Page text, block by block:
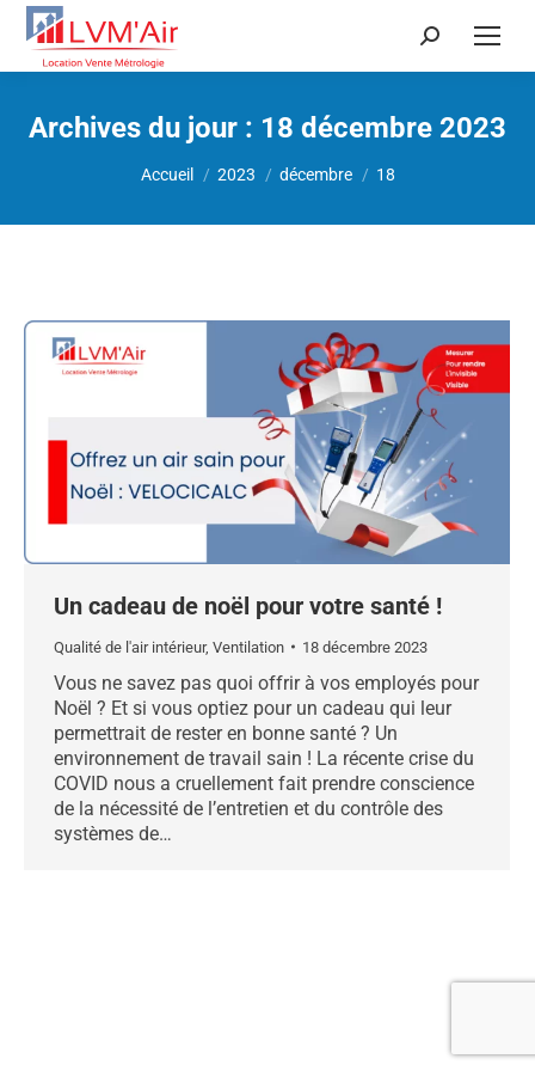
Recherche
Archives du jour : 18 décembre 2023
Accueil 2023 décembre 18
Un cadeau de noël pour votre santé !
Qualité de l'air intérieur, Ventilation 18 décembre 2023
Vous ne savez pas quoi offrir à vos employés pour
Noël ? Et si vous optiez pour un cadeau qui leur
permettrait de rester en bonne santé ? Un
environnement de travail sain ! La récente crise du
COVID nous a cruellement fait prendre conscience
de la nécessité de l’entretien et du contrôle des
systèmes de…